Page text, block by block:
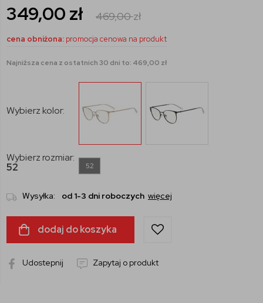
349,00 zł 469,00zł
cena obniżona: promocja cenowa na produkt
Najniższa cena z ostatnich 30 dni to: 469,00 zł
Wybierz kolor:
Wybierz rozmiar:
52
52
Wysyłka: od 1-3 dni roboczych więcej
dodaj do koszyka
Udostepnij Zapytaj o produkt